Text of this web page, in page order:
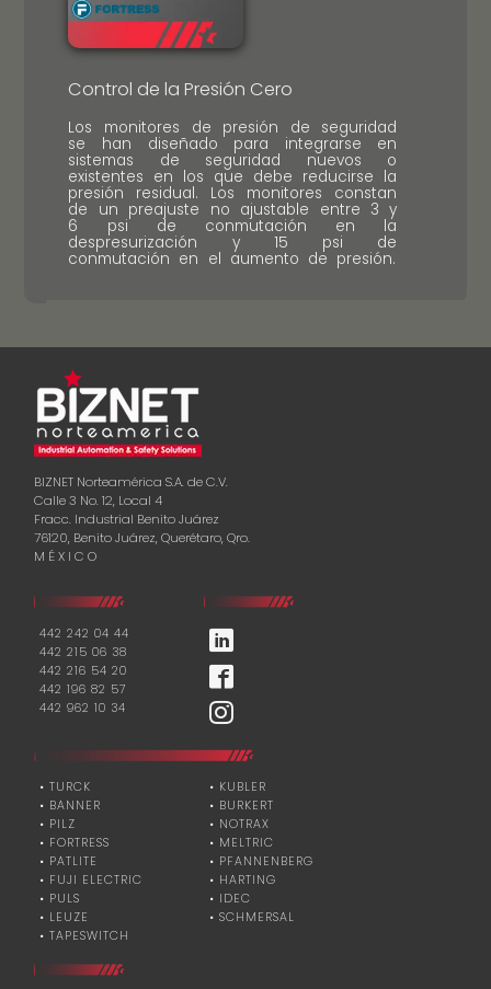
Control de la Presión Cero
Los monitores de presión de seguridad
se han diseñado para integrarse en
sistemas de seguridad nuevos o
existentes en los que debe reducirse la
presión residual. Los monitores constan
de un preajuste no ajustable entre 3 y
6 psi de conmutación en la
despresurización y 15 psi de
conmutación en el aumento de presión.
BIZNET Norteamérica S.A. de C.V.
Calle 3 No. 12, Local 4
Fracc. Industrial Benito Juárez
76120, Benito Juárez, Querétaro, Qro.
M É X I C O
442 242 04 44
442 215 06 38
442 216 54 20
442 196 82 57
442 962 10 34
• TURCK
• BANNER
• PILZ
• FORTRESS
• PATLITE
• FUJI ELECTRIC
• PULS
• LEUZE
• TAPESWITCH
• KUBLER
• BURKERT
• NOTRAX
• MELTRIC
• PFANNENBERG
• HARTING
• IDEC
• SCHMERSAL